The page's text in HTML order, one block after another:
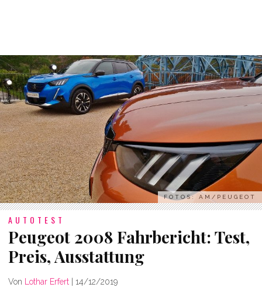
FOTOS: AM/PEUGEOT
AUTOTEST
Peugeot 2008 Fahrbericht: Test,
Preis, Ausstattung
Von Lothar Erfert 14/12/2019